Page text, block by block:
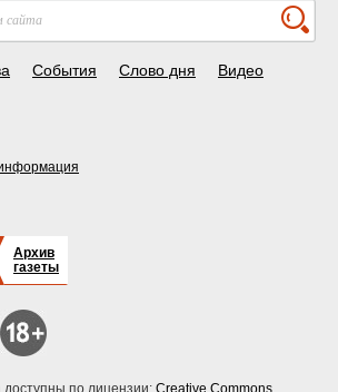
События Слово дня Видео
Архив
газеты
по лицензии: Creative Commons